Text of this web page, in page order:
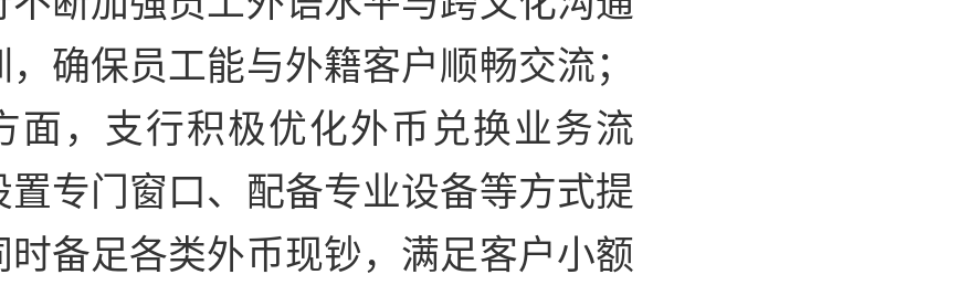
确保员工能与外籍客户顺畅交流；
面，支行积极优化外币兑换业务流
专门窗口、配备专业设备等方式提
备足各类外币现钞，满足客户小额